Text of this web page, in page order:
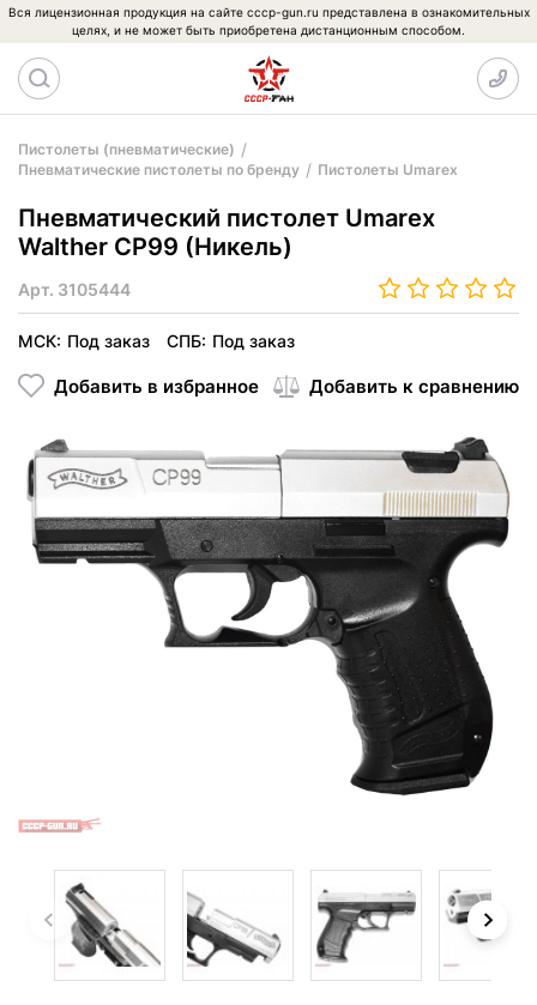
Вся лицензионная продукция на сайте cccp-gun.ru представлена в ознакомительных
целях, и не может быть приобретена дистанционным способом.
Пистолеты (пневматические)
Пневматические пистолеты по бренду
Пистолеты Umarex
Пневматический пистолет Umarex
Walther CP99 (Никель)
Арт. 3105444
МСК: Под заказ СПБ: Под заказ
Добавить в избранное Добавить к сравнению